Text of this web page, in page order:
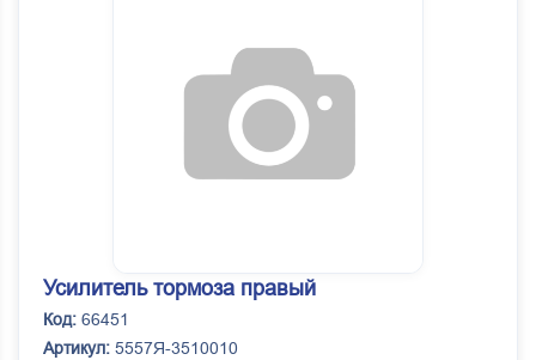
Усилитель тормоза правый
Код: 66451
Артикул: 5557Я-3510010